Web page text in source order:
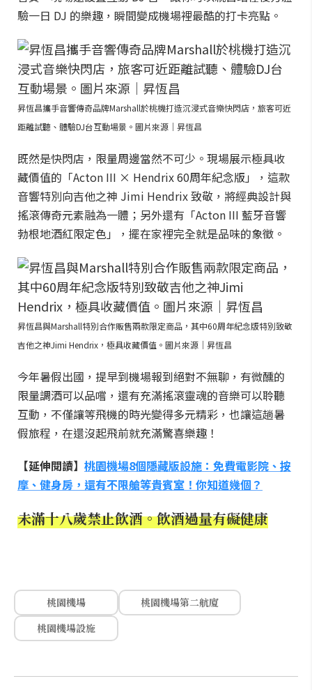
驗一日 DJ 的樂趣，瞬間變成機場裡最酷的打卡亮點。
昇恆昌攜手音響傳奇品牌Marshall於桃機打造沉浸式音樂快閃店，旅客可近
距離試聽、體驗DJ台互動場景。圖片來源｜昇恆昌
既然是快閃店，限量周邊當然不可少。現場展示極具收
藏價值的「Acton III × Hendrix 60周年紀念版」，這款
音響特別向吉他之神 Jimi Hendrix 致敬，將經典設計與
搖滾傳奇元素融為一體；另外還有「Acton III 藍牙音響
勃根地酒紅限定色」，擺在家裡完全就是品味的象徵。
昇恆昌與Marshall特別合作販售兩款限定商品，其中60周年紀念版特別致敬
吉他之神Jimi Hendrix，極具收藏價值。圖片來源｜昇恆昌
今年暑假出國，提早到機場報到絕對不無聊，有微醺的
限量調酒可以品嚐，還有充滿搖滾靈魂的音樂可以聆聽
互動，不僅讓等飛機的時光變得多元精彩，也讓這趟暑
假旅程，在還沒起飛前就充滿驚喜樂趣！
【延伸閱讀】 桃園機場8個隱藏版設施：免費電影院、按
摩、健身房，還有不限艙等貴賓室！你知道幾個？
未滿十八歲禁止飲酒。飲酒過量有礙健康
桃園機場
桃園機場第二航廈
桃園機場設施